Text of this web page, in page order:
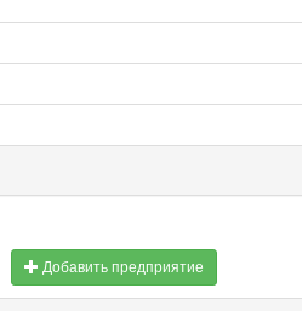
Добавить предприятие